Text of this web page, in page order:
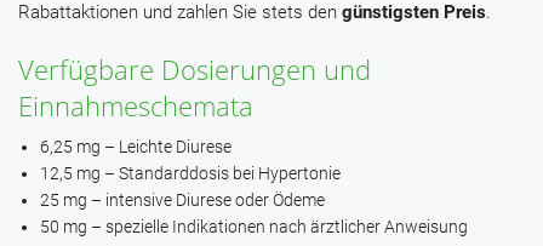
Rabattaktionen und zahlen Sie stets den günstigsten Preis.
Verfügbare Dosierungen und
Einnahmeschemata
6,25 mg – Leichte Diurese
12,5 mg – Standarddosis bei Hypertonie
25 mg – intensive Diurese oder Ödeme
50 mg – spezielle Indikationen nach ärztlicher Anweisung